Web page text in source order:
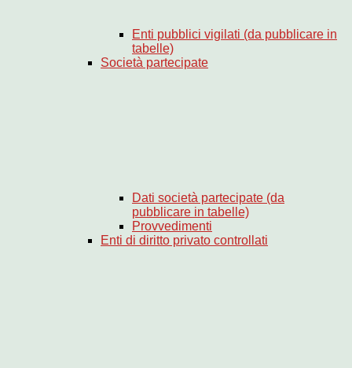
Enti pubblici vigilati (da pubblicare in
tabelle)
Società partecipate
Dati società partecipate (da
pubblicare in tabelle)
Provvedimenti
Enti di diritto privato controllati